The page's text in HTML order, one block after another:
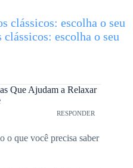
clássicos: escolha o seu
escolha o seu
Que Ajudam a Relaxar
RESPONDER
o que você precisa saber